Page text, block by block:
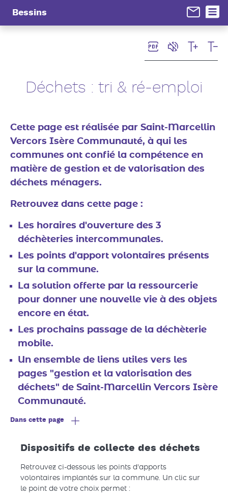
Bessins
Déchets : tri & ré-emploi
Cette page est réalisée par Saint-Marcellin
Vercors Isère Communauté, à qui les
communes ont confié la compétence en
matière de gestion et de valorisation des
déchets ménagers.
Retrouvez dans cette page :
Les horaires d'ouverture des 3
déchèteries intercommunales.
Les points d'apport volontaires présents
sur la commune.
La solution offerte par la ressourcerie
pour donner une nouvelle vie à des objets
encore en état.
Les prochains passage de la déchèterie
mobile.
Un ensemble de liens utiles vers les
pages "gestion et la valorisation des
déchets" de Saint-Marcellin Vercors Isère
Communauté.
Dans cette page
Dispositifs de collecte des déchets
Retrouvez ci-dessous les points d'apports
volontaires implantés sur la commune. Un clic sur
le point de votre choix permet :